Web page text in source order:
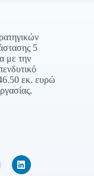
5
με την
εκ. ευρώ